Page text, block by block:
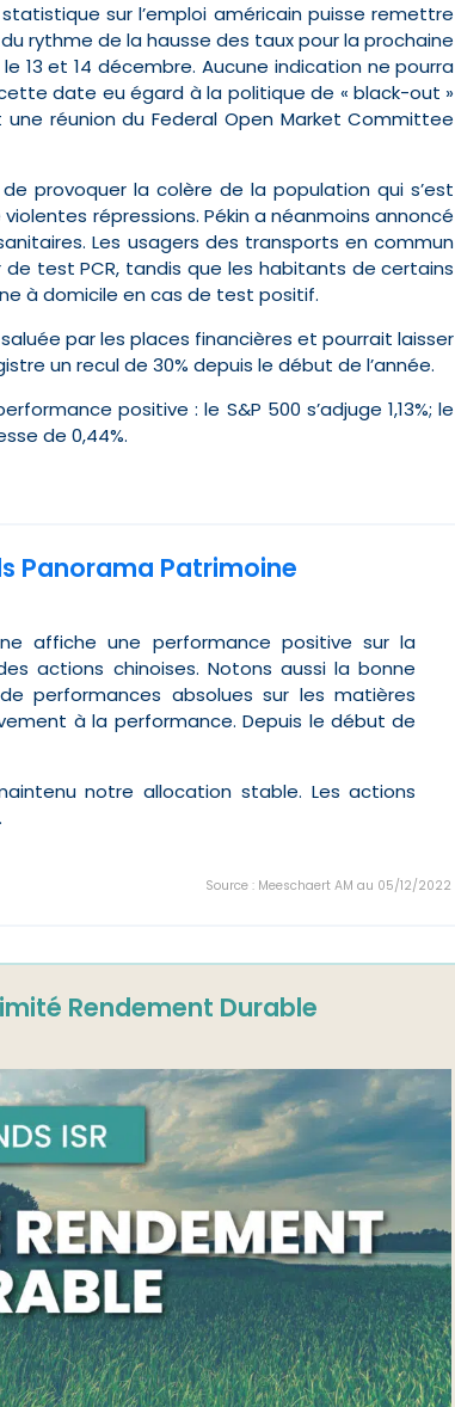
sur l’emploi américain puisse remettre
rythme de la hausse des taux pour la prochaine
13 et 14 décembre. Aucune indication ne pourra
date eu égard à la politique de « black-out »
réunion du Federal Open Market Committee
provoquer la colère de la population qui s’est
répressions. Pékin a néanmoins annoncé
Les usagers des transports en commun
de test PCR, tandis que les habitants de certains
à domicile en cas de test positif.
par les places financières et pourrait laisser
un recul de 30% depuis le début de l’année.
positive : le S&P 500 s’adjuge 1,13%; le
de 0,44%.
Panorama Patrimoine
affiche une performance positive sur la
actions chinoises. Notons aussi la bonne
performances absolues sur les matières
à la performance. Depuis le début de
notre allocation stable. Les actions
Source : Meeschaert AM au 05/12/2022
Rendement Durable